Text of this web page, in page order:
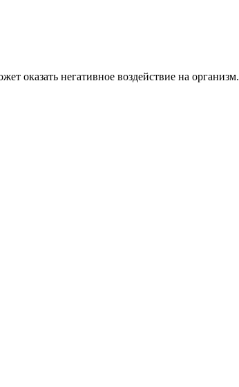
оказать негативное воздействие на организм.